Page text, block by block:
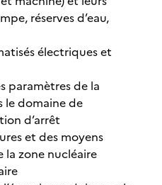
réserves d’eau,
électriques et
paramètres de la
le domaine de
d’arrêt
et des moyens
la zone nucléaire